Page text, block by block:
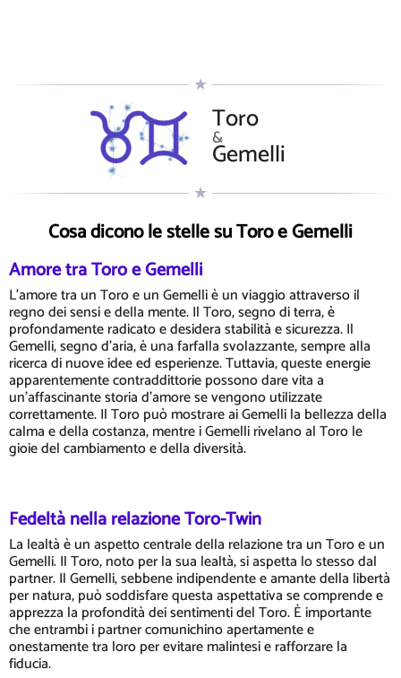
Toro
&
Gemelli
Cosa dicono le stelle su Toro e Gemelli
Amore tra Toro e Gemelli
L'amore tra un Toro e un Gemelli è un viaggio attraverso il
regno dei sensi e della mente. Il Toro, segno di terra, è
profondamente radicato e desidera stabilità e sicurezza. Il
Gemelli, segno d'aria, è una farfalla svolazzante, sempre alla
ricerca di nuove idee ed esperienze. Tuttavia, queste energie
apparentemente contraddittorie possono dare vita a
un'affascinante storia d'amore se vengono utilizzate
correttamente. Il Toro può mostrare ai Gemelli la bellezza della
calma e della costanza, mentre i Gemelli rivelano al Toro le
gioie del cambiamento e della diversità.
Fedeltà nella relazione Toro-Twin
La lealtà è un aspetto centrale della relazione tra un Toro e un
Gemelli. Il Toro, noto per la sua lealtà, si aspetta lo stesso dal
partner. Il Gemelli, sebbene indipendente e amante della libertà
per natura, può soddisfare questa aspettativa se comprende e
apprezza la profondità dei sentimenti del Toro. È importante
che entrambi i partner comunichino apertamente e
onestamente tra loro per evitare malintesi e rafforzare la
fiducia.